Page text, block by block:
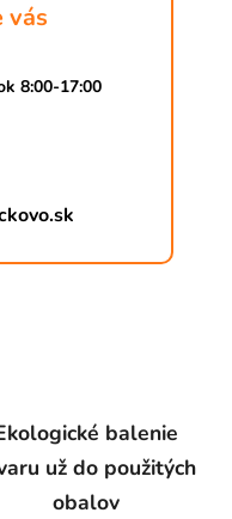
vás
8:00-17:00
balenie
už do použitých
obalov